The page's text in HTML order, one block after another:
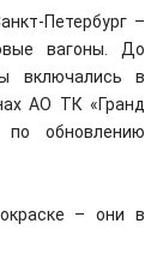
Петербург –
вагоны. До
включались в
АО ТК «Гранд
по обновлению
– они в